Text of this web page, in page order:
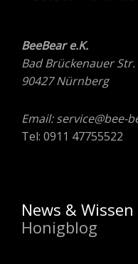
BeeBear e.K.
Bad Brückenauer Str.
90427 Nürnberg
Email: service@bee-
Tel: 0911 47755522
News &
Honigblog